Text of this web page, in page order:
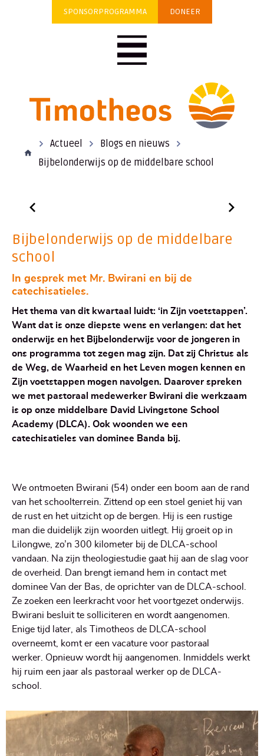
SPONSORPROGRAMMA DONEER
Actueel
Blogs en nieuws
Bijbelonderwijs op de middelbare school
Bijbelonderwijs op de middelbare
school
In gesprek met Mr. Bwirani en bij de
catechisatieles.
Het thema van dit kwartaal luidt: ‘in Zijn voetstappen’.
Want dat is onze diepste wens en verlangen: dat het
onderwijs en het Bijbelonderwijs voor de jongeren in
ons programma tot zegen mag zijn. Dat zij Christus als
de Weg, de Waarheid en het Leven mogen kennen en
Zijn voetstappen mogen navolgen. Daarover spreken
we met pastoraal medewerker Bwirani die werkzaam
is op onze middelbare David Livingstone School
Academy (DLCA). Ook woonden we een
catechisatieles van dominee Banda bij.
We ontmoeten Bwirani (54) onder een boom aan de rand
van het schoolterrein. Zittend op een stoel geniet hij van
de rust en het uitzicht op de bergen. Hij is een rustige
man die duidelijk zijn woorden uitlegt. Hij groeit op in
Lilongwe, zo’n 300 kilometer bij de DLCA-school
vandaan. Na zijn theologiestudie gaat hij aan de slag voor
de overheid. Dan brengt iemand hem in contact met
dominee Van der Bas, de oprichter van de DLCA-school.
Ze zoeken een leerkracht voor het voortgezet onderwijs.
Bwirani besluit te solliciteren en wordt aangenomen.
Enige tijd later, als Timotheos de DLCA-school
overneemt, komt er een vacature voor pastoraal
werker. Opnieuw wordt hij aangenomen. Inmiddels werkt
hij ruim een jaar als pastoraal werker op de DLCA-
school.